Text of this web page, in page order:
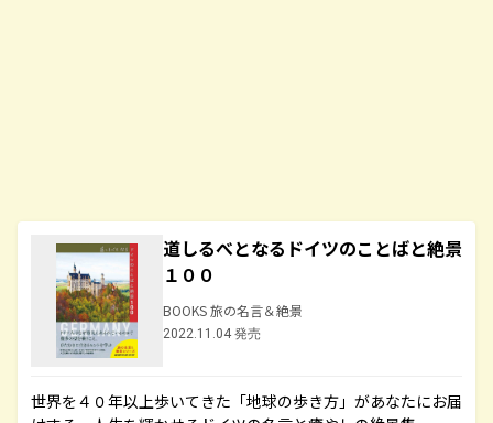
道しるべとなるドイツのことばと絶景
１００
BOOKS 旅の名言＆絶景
2022.11.04 発売
世界を４０年以上歩いてきた「地球の歩き方」があなたにお届